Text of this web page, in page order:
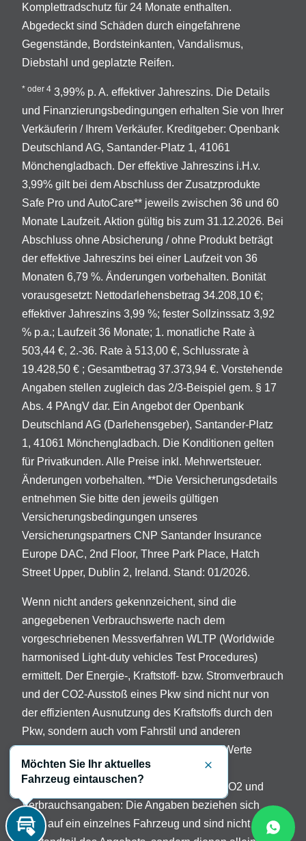
Komplettradschutz für 24 Monate enthalten.
Abgedeckt sind Schäden durch eingefahrene
Gegenstände, Bordsteinkanten, Vandalismus,
Diebstahl und geplatzte Reifen.
* oder 4 3,99% p. A. effektiver Jahreszins. Die Details
und Finanzierungsbedingungen erhalten Sie von Ihrer
Verkäuferin / Ihrem Verkäufer. Kreditgeber: Openbank
Deutschland AG, Santander-Platz 1, 41061
Mönchengladbach. Der effektive Jahreszins i.H.v.
3,99% gilt bei dem Abschluss der Zusatzprodukte
Safe Pro und AutoCare** jeweils zwischen 36 und 60
Monate Laufzeit. Aktion gültig bis zum 31.12.2026. Bei
Abschluss ohne Absicherung / ohne Produkt beträgt
der effektive Jahreszins bei einer Laufzeit von 36
Monaten 6,79 %. Änderungen vorbehalten. Bonität
vorausgesetzt: Nettodarlehensbetrag 34.208,10 €;
effektiver Jahreszins 3,99 %; fester Sollzinssatz 3,92
% p.a.; Laufzeit 36 Monate; 1. monatliche Rate à
503,44 €, 2.-36. Rate à 513,00 €, Schlussrate à
19.428,50 € ; Gesamtbetrag 37.373,94 €. Vorstehende
Angaben stellen zugleich das 2/3-Beispiel gem. § 17
Abs. 4 PAngV dar. Ein Angebot der Openbank
Deutschland AG (Darlehensgeber), Santander-Platz
1, 41061 Mönchengladbach. Die Konditionen gelten
für Privatkunden. Alle Preise inkl. Mehrwertsteuer.
Änderungen vorbehalten. **Die Versicherungsdetails
entnehmen Sie bitte den jeweils gültigen
Versicherungsbedingungen unseres
Versicherungspartners CNP Santander Insurance
Europe DAC, 2nd Floor, Three Park Place, Hatch
Street Upper, Dublin 2, Ireland. Stand: 01/2026.
Wenn nicht anders gekennzeichent, sind die
angegebenen Verbrauchswerte nach dem
vorgeschriebenen Messverfahren WLTP (Worldwide
harmonised Light-duty vehicles Test Procedures)
ermittelt. Der Energie-, Kraftstoff- bzw. Stromverbrauch
und der CO2-Ausstoß eines Pkw sind nicht nur von
der effizienten Ausnutzung des Kraftstoffs durch den
Pkw, sondern auch vom Fahrstil und anderen
nichttechnischen Faktoren abhängig. Die Werte
variieren in Abhängigkeit der gewählten
Sonderausstattungen. Beschreibung der CO2 und
Verbrauchsangaben: Die Angaben beziehen sich
nicht auf ein einzelnes Fahrzeug und sind nicht
Inzahlungnahme
Möchten Sie Ihr aktuelles
Fahrzeug eintauschen?
Schließen